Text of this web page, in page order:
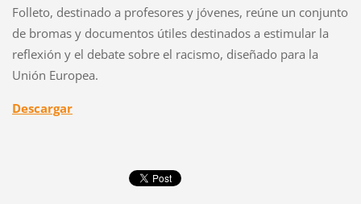
Folleto, destinado a profesores y jóvenes, reúne un conjunto
de bromas y documentos útiles destinados a estimular la
reflexión y el debate sobre el racismo, diseñado para la
Unión Europea.
Descargar